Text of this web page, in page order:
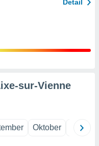
Detail
sur-Vienne
Oktober